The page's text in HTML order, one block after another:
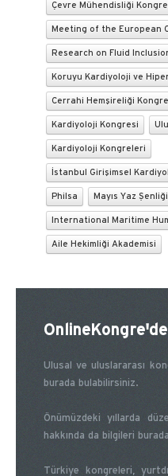
Çevre Mühendisliği
Meeting of the European
Research on Fluid
Koruyu Kardiyoloji ve
Cerrahi Hemşireliği
Kardiyoloji Kongresi
Kardiyoloji Kongreleri
İstanbul Girişimsel
Philsa Mayıs Yaz Şenliği
International Maritime
Aile Hekimliği Akademisi
Ulusal ve uluslararası
burada bulabilirsiniz.
Önümüzdeki yıllarda
hakkında da bilgileri
Türkiye kongreleri,